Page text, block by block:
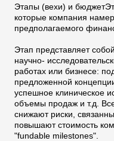
Этапы (вехи) и
которые компания
предполагаемого
Этап представляет
научно-
работах или бизнесе:
предложенной
успешное клиническое
объемы продаж и т.д.
снижают риски,
повышают стоимость
"fundable milestones".